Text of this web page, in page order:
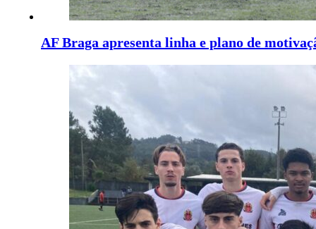
AF Braga apresenta linha e plano de